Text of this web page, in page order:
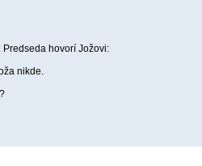
hovorí Jožovi:
nikde.